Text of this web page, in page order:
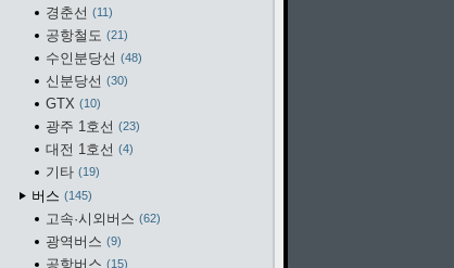
경춘선 11
공항철도 21
수인분당선 48
신분당선 30
GTX 10
광주 1호선 23
대전 1호선 4
기타 19
버스 145
고속·시외버스 62
광역버스 9
공항버스 15